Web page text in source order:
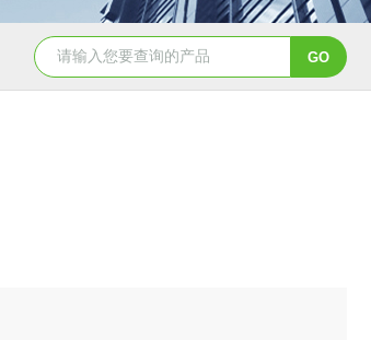
GSH-0.5L0.5L不锈钢磁力密封聚酯反应釜